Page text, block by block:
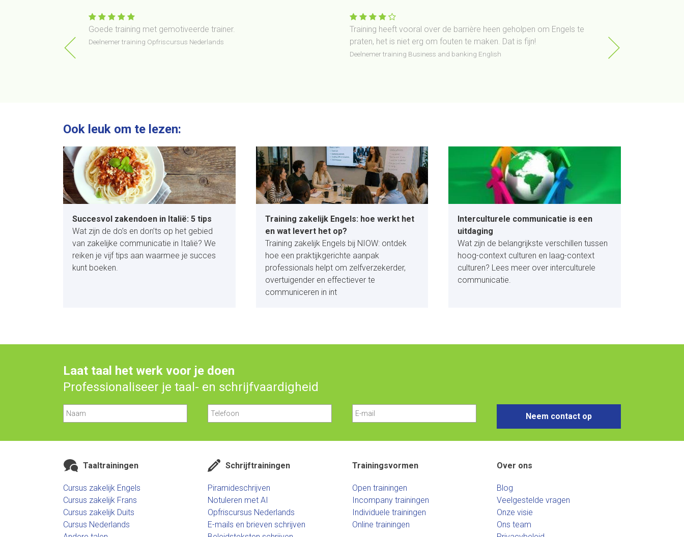
deed het heel
Goede training met gemotiveerde trainer.
Deelnemer training Opfriscursus Nederlands
Training heeft vooral over de barrière heen geholpen om Engels te
praten, het is niet erg om fouten te maken. Dat is fijn!
Deelnemer training Business and banking English
Ook de manier via
weegt niet op tegen
Ook leuk om te lezen:
Succesvol zakendoen in Italië: 5 tips
Wat zijn de do’s en don’ts op het gebied
van zakelijke communicatie in Italië? We
reiken je vijf tips aan waarmee je succes
kunt boeken.
Training zakelijk Engels: hoe werkt het
en wat levert het op?
Training zakelijk Engels bij NIOW: ontdek
hoe een praktijkgerichte aanpak
professionals helpt om zelfverzekerder,
overtuigender en effectiever te
communiceren in int
Interculturele communicatie is een
uitdaging
Wat zijn de belangrijkste verschillen tussen
hoog-context culturen en laag-context
culturen? Lees meer over interculturele
communicatie.
Laat taal het werk voor je doen
Professionaliseer je taal- en schrijfvaardigheid
Neem contact op
Taaltrainingen
Cursus zakelijk Engels
Cursus zakelijk Frans
Cursus zakelijk Duits
Cursus Nederlands
Schrijftrainingen
Piramideschrijven
Notuleren met AI
Opfriscursus Nederlands
E-mails en brieven schrijven
Trainingsvormen
Open trainingen
Incompany trainingen
Individuele trainingen
Online trainingen
Over ons
Blog
Veelgestelde vragen
Onze visie
Ons team